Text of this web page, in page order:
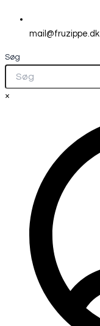
mail@fruzippe.dk
Søg
×